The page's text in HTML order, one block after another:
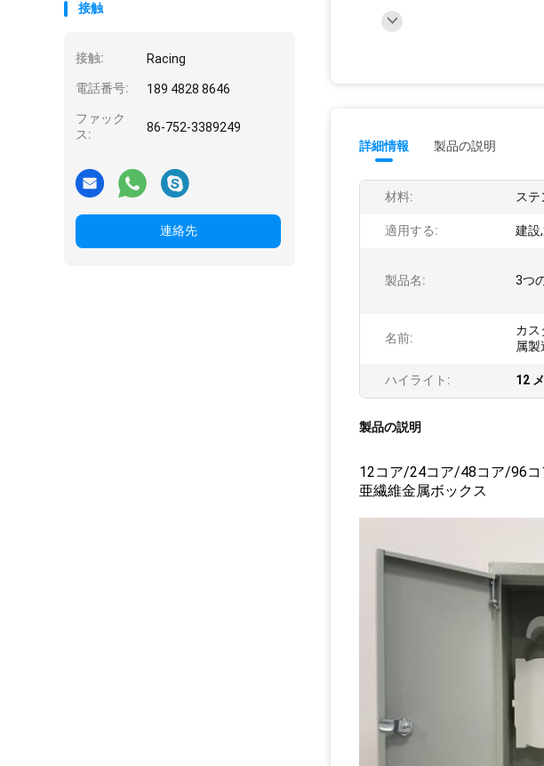
接触
接触: Racing
電話番号: 189 4828 8646
ファック
ス:
86-752-3389249
連絡先
詳細情報 製品の説明
材料: ス
適用する: 建設
製品名: 3つ
名前:
カス
属
ハイライト: 12
製品の説明
12コア/24コア/48コア/96コ
亜繊維金属ボックス